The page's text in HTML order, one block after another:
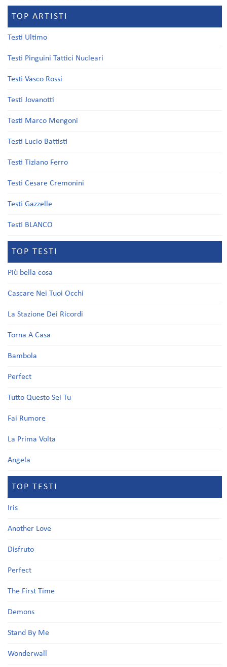
TOP ARTISTI
Testi Ultimo
Testi Pinguini Tattici Nucleari
Testi Vasco Rossi
Testi Jovanotti
Testi Marco Mengoni
Testi Lucio Battisti
Testi Tiziano Ferro
Testi Cesare Cremonini
Testi Gazzelle
Testi BLANCO
TOP TESTI
Più bella cosa
Cascare Nei Tuoi Occhi
La Stazione Dei Ricordi
Torna A Casa
Bambola
Perfect
Tutto Questo Sei Tu
Fai Rumore
La Prima Volta
Angela
TOP TESTI
Iris
Another Love
Disfruto
Perfect
The First Time
Demons
Stand By Me
Wonderwall